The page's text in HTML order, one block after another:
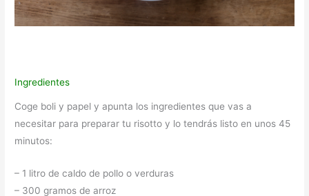
Ingredientes
Coge boli y papel y apunta los ingredientes que vas a
necesitar para preparar tu risotto y lo tendrás listo en unos 45
minutos:
– 1 litro de caldo de pollo o verduras
– 300 gramos de arroz